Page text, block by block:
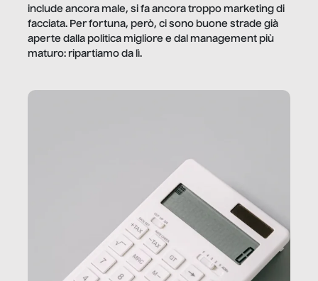
include ancora male, si fa ancora troppo marketing di
facciata. Per fortuna, però, ci sono buone strade già
aperte dalla politica migliore e dal management più
maturo: ripartiamo da lì.